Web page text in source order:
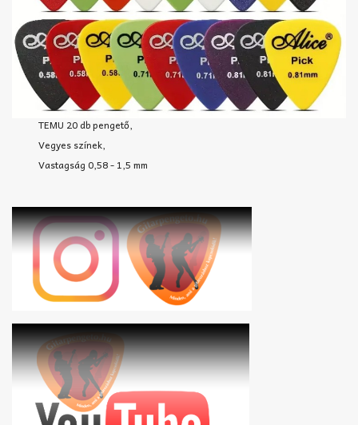
TEMU 20 db pengető,
Vegyes színek,
Vastagság 0,58 - 1,5 mm